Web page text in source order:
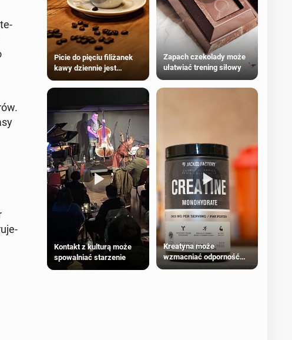
Picie do pięciu filiżanek
kawy dziennie jest
większości dorosłych
Zapach czekolady może
ułatwiać trening siłowy
Kontakt z kulturą może
spowalniać starzenie
Kreatyna może
wzmacniać odporność
przeciw nowotworom